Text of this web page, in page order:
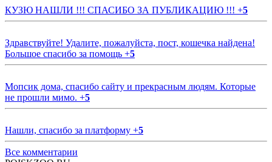
КУЗЮ НАШЛИ !!! СПАСИБО ЗА ПУБЛИКАЦИЮ !!! +5
Здравствуйте! Удалите, пожалуйста, пост, кошечка найдена!
Большое спасибо за помощь +5
Мопсик дома, спасибо сайту и прекрасным людям. Которые
не прошли мимо. +5
Нашли, спасибо за платформу +5
Все комментарии